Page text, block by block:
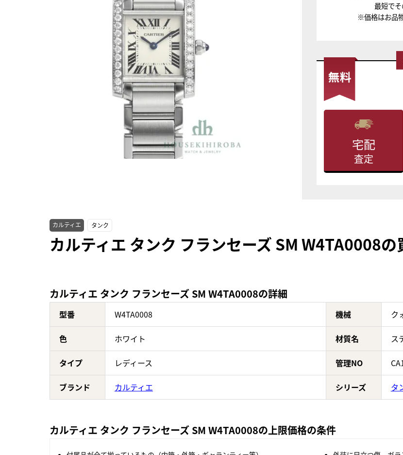
最短で
※価格はお品
宅配
査定
カルティエ タンク
カルティエ タンク フランセーズ SM W4TA0008
カルティエ タンク フランセーズ SM W4TA0008の詳細
型番 W4TA0008 機械 ク
色 ホワイト 材質名 ス
タイプ レディース 管理NO
ブランド カルティエ シリーズ タ
カルティエ タンク フランセーズ SM W4TA0008の上限価格の条件